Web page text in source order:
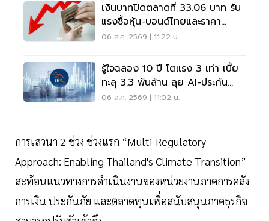
เงินบาทปิดตลาดที่ 33.06 บาท รับ
แรงซื้อหุ้น-บอนด์ไทยและราคา
ทองคำพุ่ง
06 ส.ค. 2569 | 11:22 น.
รู้ใจฉลอง 10 ปี โตแรง 3 เท่า เบี้ย
ทะลุ 3.3 พันล้าน ลุย AI-ประกัน
สุขภาพ
06 ส.ค. 2569 | 11:02 น.
การเสวนา 2 ช่วง ช่วงแรก “Multi-Regulatory
Approach: Enabling Thailand's Climate Transition”
สะท้อนแนวทางการดำเนินงานของหน่วยงานภาคการคลัง
การเงิน ประกันภัย และตลาดทุนเพื่อสนับสนุนภาคธุรกิจ